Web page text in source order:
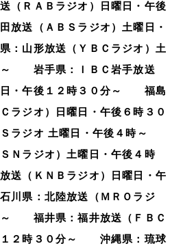
ＲＡＢラジオ）日曜日・午後
送（ＡＢＳラジオ）土曜日・
山形放送（ＹＢＣラジオ）土
～ 岩手県：ＩＢＣ岩手放送
日・午後１２時３０分～ 福島
ラジオ）日曜日・午後６時３０
ラジオ 土曜日・午後４時～
Ｎラジオ）土曜日・午後４時
（ＫＮＢラジオ）日曜日・午
県：北陸放送（ＭＲＯラジ
～ 福井県：福井放送（ＦＢＣ
１２時３０分～ 沖縄県：琉球